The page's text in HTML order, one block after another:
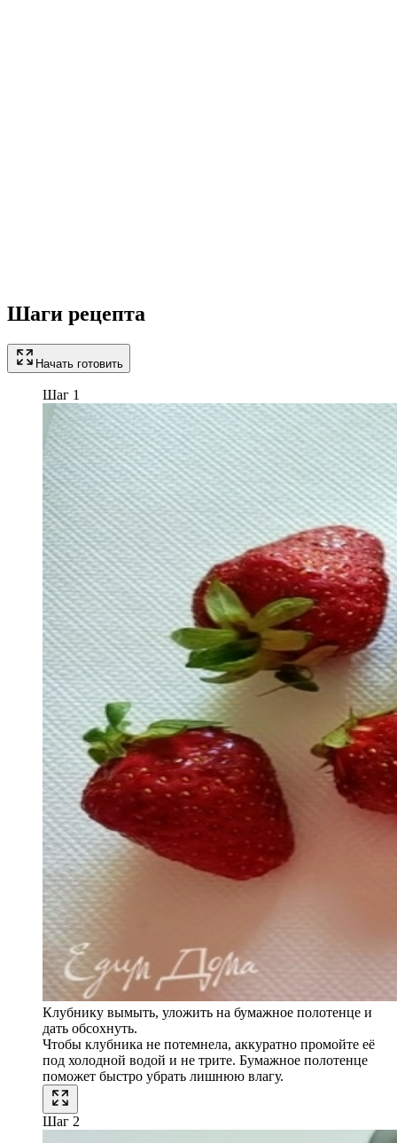
Шаги рецепта
Начать готовить
Шаг 1
Клубнику вымыть, уложить на бумажное полотенце и
дать обсохнуть.
Чтобы клубника не потемнела, аккуратно промойте её
под холодной водой и не трите. Бумажное полотенце
поможет быстро убрать лишнюю влагу.
Шаг 2